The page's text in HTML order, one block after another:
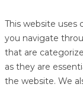
This website uses
you navigate
that are
as they are
the website. We